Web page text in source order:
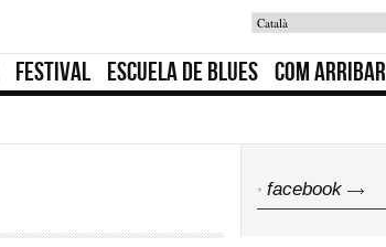
FESTIVAL ESCUELA DE BLUES COM ARRIBAR
* facebook